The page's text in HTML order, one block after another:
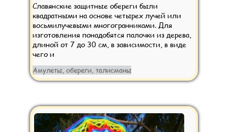
Славянские защитные обереги были
квадратными на основе четырех лучей или
восьмилучевыми многогранниками. Для
изготовления понадобятся палочки из дерева,
длиной от 7 до 30 см, в зависимости, в виде
чего и
Амулеты, обереги, талисманы